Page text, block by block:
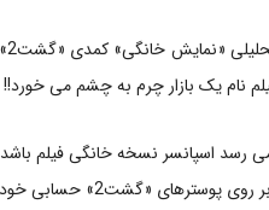
نام یک بازار چرم به چشم می خورد!!
رسد اسپانسر نسخه خانگی فیلم باشد
«گشت2» حسابی خود را شناسانده است.